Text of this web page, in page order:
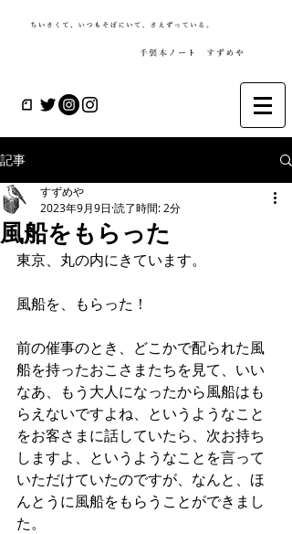
記事
風船をもらった
すずめや
2023年9月9日 読了時間: 2分
東京、丸の内にきています。
風船を、もらった！
前の催事のとき、どこかで配られた風
船を持ったおこさまたちを見て、いい
なあ、もう大人になったから風船はも
らえないですよね、というようなこと
をお客さまに話していたら、次お持ち
しますよ、というようなことを言って
いただけていたのですが、なんと、ほ
んとうに風船をもらうことができまし
た。